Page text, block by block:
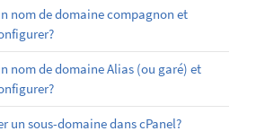
nom de domaine compagnon et
nom de domaine Alias (ou garé) et
un sous-domaine dans cPanel?